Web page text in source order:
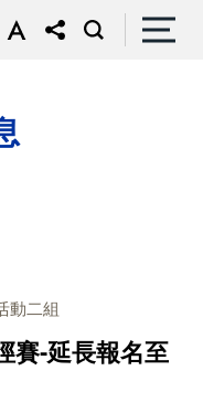
動二組
賽-延長報名至